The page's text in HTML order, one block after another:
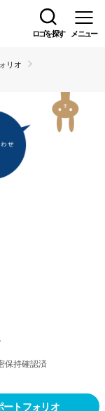
ロゴを探す メニュー
リオ
保持確認済
ートフォリオ